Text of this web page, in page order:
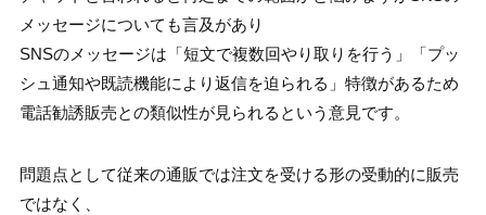
メッセージについても言及があり
SNSのメッセージは「短文で複数回やり取りを行う」「プッ
シュ通知や既読機能により返信を迫られる」特徴があるため
電話勧誘販売との類似性が見られるという意見です。
問題点として従来の通販では注文を受ける形の受動的に販売
ではなく、